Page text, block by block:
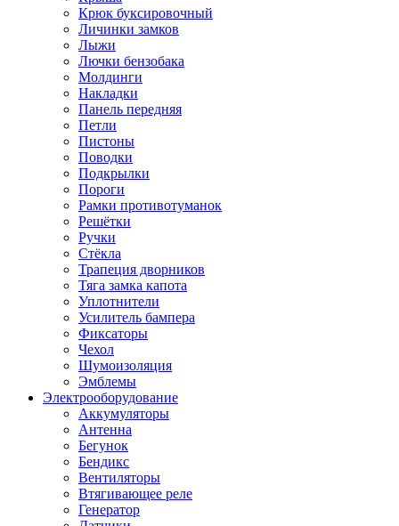
Крюк буксировочный
Личинки замков
Лыжи
Лючки бензобака
Молдинги
Накладки
Панель передняя
Петли
Пистоны
Поводки
Подкрылки
Пороги
Рамки противотуманок
Решётки
Ручки
Стёкла
Трапеция дворников
Тяга замка капота
Уплотнители
Усилитель бампера
Фиксаторы
Чехол
Шумоизоляция
Эмблемы
Электрооборудование
Аккумуляторы
Антенна
Бегунок
Бендикс
Вентиляторы
Втягивающее реле
Генератор